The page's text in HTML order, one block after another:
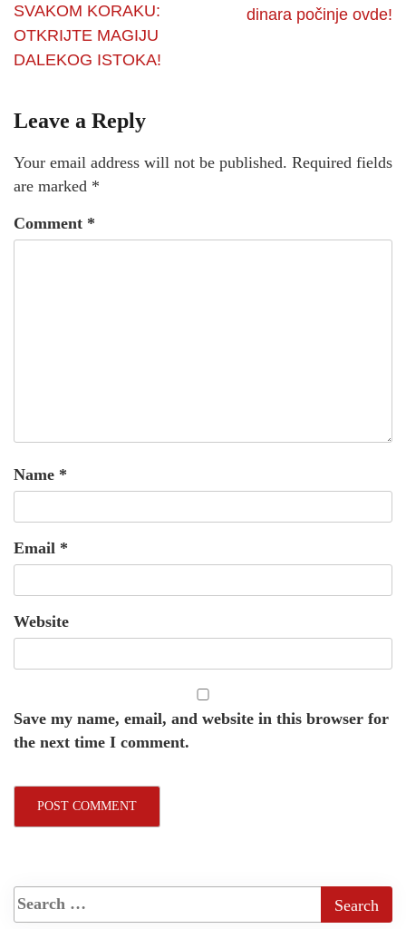
SVAKOM KORAKU:
OTKRIJTE MAGIJU
DALEKOG ISTOKA!
dinara počinje ovde!
Leave a Reply
Your email address will not be published. Required fields
are marked *
Comment *
Name *
Email *
Website
Save my name, email, and website in this browser for
the next time I comment.